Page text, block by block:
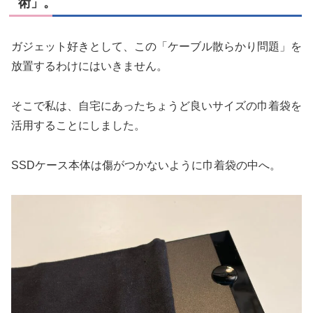
ガジェット好きとして、この「ケーブル散らかり問題」を
放置するわけにはいきません。
そこで私は、自宅にあったちょうど良いサイズの巾着袋を
活用することにしました。
SSDケース本体は傷がつかないように巾着袋の中へ。